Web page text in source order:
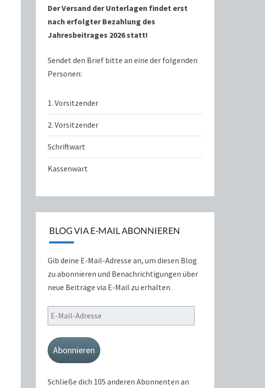
Der Versand der Unterlagen findet erst
nach erfolgter Bezahlung des
Jahresbeitrages 2026 statt!
Sendet den Brief bitte an eine der folgenden
Personen:
1. Vorsitzender
2. Vorsitzender
Schriftwart
Kassenwart
BLOG VIA E-MAIL ABONNIEREN
Gib deine E-Mail-Adresse an, um diesen Blog
zu abonnieren und Benachrichtigungen über
neue Beiträge via E-Mail zu erhalten.
E-
Mail-
Adresse
Abonnieren
Schließe dich 105 anderen Abonnenten an